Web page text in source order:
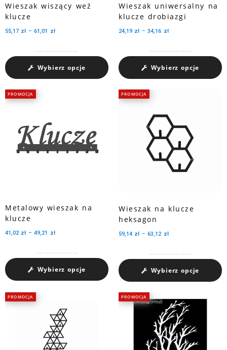
Wieszak wiszący weź
klucze
55,17 zł – 61,01 zł
Wybierz opcje
Wieszak uniwersalny na
klucze drobiazgi
24,19 zł – 34,16 zł
Wybierz opcje
PROMOCJA
Metalowy wieszak na
klucze
41,02 zł – 49,21 zł
Wybierz opcje
PROMOCJA
Wieszak na klucze
heksagon
59,14 zł – 63,12 zł
Wybierz opcje
PROMOCJA PROMOCJA